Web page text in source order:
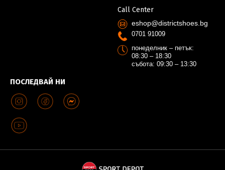
ПОСЛЕДВАЙ НИ
Call Center
eshop@districtshoes.bg
0701 91009
понеделник – петък:
08:30 – 18:30
събота: 09:30 – 13:30